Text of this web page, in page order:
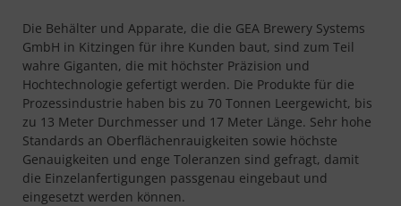
Die Behälter und Apparate, die die GEA Brewery Systems
GmbH in Kitzingen für ihre Kunden baut, sind zum Teil
wahre Giganten, die mit höchster Präzision und
Hochtechnologie gefertigt werden. Die Produkte für die
Prozessindustrie haben bis zu 70 Tonnen Leergewicht, bis
zu 13 Meter Durchmesser und 17 Meter Länge. Sehr hohe
Standards an Oberflächenrauigkeiten sowie höchste
Genauigkeiten und enge Toleranzen sind gefragt, damit
die Einzelanfertigungen passgenau eingebaut und
eingesetzt werden können.